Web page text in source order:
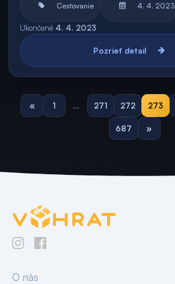
Cestovanie 4. 4. 2023
Ukončené 4. 4. 2023
Pozrieť detail
« 1 … 271 272 273
687 »
O nás